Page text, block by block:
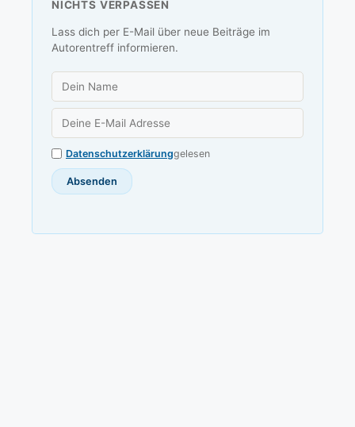
NICHTS VERPASSEN
Lass dich per E-Mail über neue Beiträge im
Autorentreff informieren.
Datenschutzerklärunggelesen